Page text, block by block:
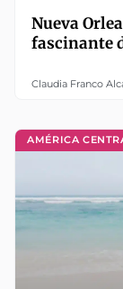
Nueva
fascinante
Claudia Franco
AMÉRICA